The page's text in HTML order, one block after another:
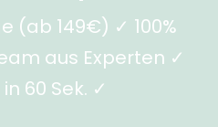
(ab 149€) ✓ 100%
aus Experten ✓
60 Sek. ✓